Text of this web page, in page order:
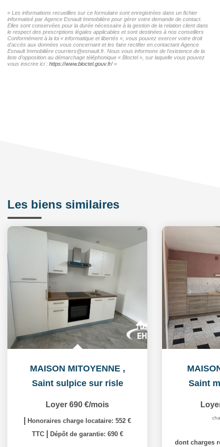
« Les informations recueillies sur ce formulaire sont enregistrées dans un fichier
informatisé par Agence Esnault Immobilière pour gérer votre demande de contact.
Elles sont conservées pour la durée nécessaire à la gestion de la relation client dans
le respect des prescriptions légales applicables et sont destinées à nos conseillers
Conformément à la loi « informatique et libertés », vous pouvez exercer votre droit
d'accès aux données vous concernant et les faire rectifier en contactant Agence
Esnault Immobilière courriers@esnault.fr. Nous vous informons de l'existence de la
liste d'opposition au démarchage téléphonique « Bloctel », sur laquelle vous pouvez
vous inscrire ici : https://www.bloctel.gouv.fr/»
Les biens similaires
MAISON MITOYENNE ,
Saint sulpice sur risle
Loyer 690 €/mois
Honoraires charge locataire: 552 €
TTC
Dépôt de garantie: 690 €
Saint
dont charges